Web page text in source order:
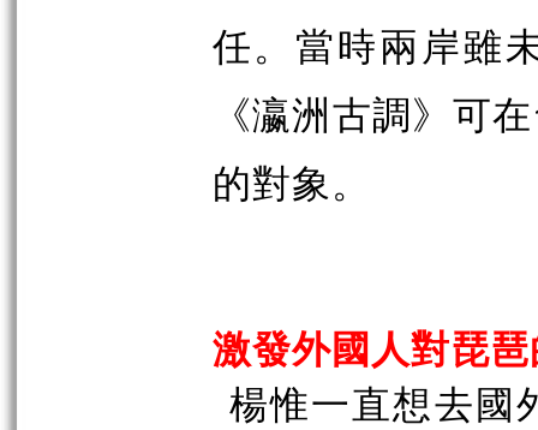
任。當時兩岸雖
《瀛洲古調》可
的對象。
激發外國人對琵
楊惟一直想去國